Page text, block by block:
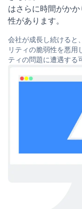
はさらに時間がか
性があります。
会社が成長し続ける
リティの脆弱性を悪用
ティの問題に遭遇する